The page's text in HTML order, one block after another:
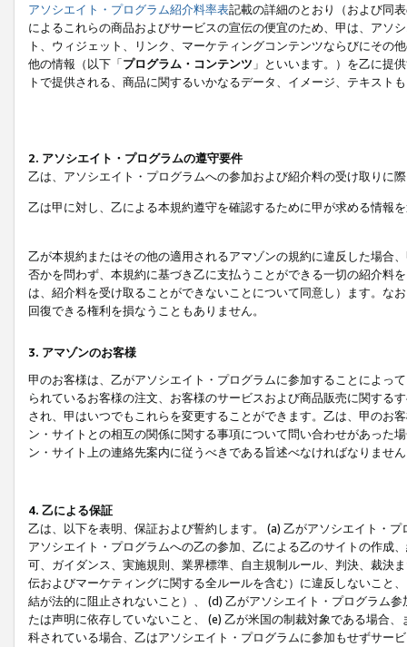
アソシエイト・プログラム紹介料率表記載の詳細のとおり（および同
によるこれらの商品およびサービスの宣伝の便宜のため、甲は、アソ
ト、ウィジェット、リンク、マーケティングコンテンツならびにその
他の情報（以下「プログラム・コンテンツ 」といいます。）を乙に提
トで提供される、商品に関するいかなるデータ、イメージ、テキス
2. アソシエイト・プログラムの遵守要件
乙は、アソシエイト・プログラムへの参加および紹介料の受け取りに
乙は甲に対し、乙による本規約遵守を確認するために甲が求める情報
乙が本規約またはその他の適用されるアマゾンの規約に違反した場合
否かを問わず、本規約に基づき乙に支払うことができる一切の紹介料
は、紹介料を受け取ることができないことについて同意し）ます。な
回復できる権利を損なうこともありません。
3. アマゾンのお客様
甲のお客様は、乙がアソシエイト・プログラムに参加することによっ
られているお客様の注文、お客様のサービスおよび商品販売に関する
され、甲はいつでもこれらを変更することができます。乙は、甲のお
ン・サイトとの相互の関係に関する事項について問い合わせがあった
ン・サイト上の連絡先案内に従うべきである旨述べなければなりませ
4. 乙による保証
乙は、以下を表明、保証および誓約します。 (a) 乙がアソシエイト・
アソシエイト・プログラムへの乙の参加、乙による乙のサイトの作成
可、ガイダンス、実施規則、業界標準、自主規制ルール、判決、裁決
伝およびマーケティングに関する全ルールを含む）に違反しないこと
結が法的に阻止されないこと）、 (d) 乙がアソシエイト・プログラム
たは声明に依存していないこと、 (e) 乙が米国の制裁対象である場合
科されている場合、乙はアソシエイト・プログラムに参加もせずサー